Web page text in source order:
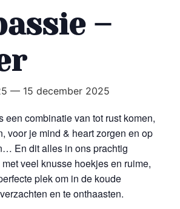
–
— 15 december 2025
een combinatie van tot rust komen,
voor je mind & heart zorgen en op
En dit alles in ons prachtig
veel knusse hoekjes en ruime,
plek om in de koude
en te onthaasten.